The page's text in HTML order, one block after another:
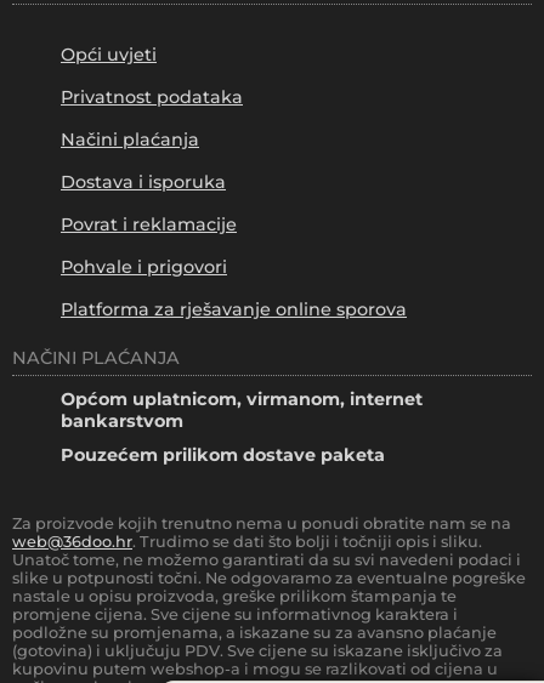
Opći uvjeti
Privatnost podataka
Načini plaćanja
Dostava i isporuka
Povrat i reklamacije
Pohvale i prigovori
Platforma za rješavanje online sporova
NAČINI PLAĆANJA
Općom uplatnicom, virmanom, internet
bankarstvom
Pouzećem prilikom dostave paketa
Za proizvode kojih trenutno nema u ponudi obratite nam se na
web@36doo.hr. Trudimo se dati što bolji i točniji opis i sliku.
Unatoč tome, ne možemo garantirati da su svi navedeni podaci i
slike u potpunosti točni. Ne odgovaramo za eventualne pogreške
nastale u opisu proizvoda, greške prilikom štampanja te
promjene cijena. Sve cijene su informativnog karaktera i
podložne su promjenama, a iskazane su za avansno plaćanje
(gotovina) i uključuju PDV. Sve cijene su iskazane isključivo za
kupovinu putem webshop-a i mogu se razlikovati od cijena u